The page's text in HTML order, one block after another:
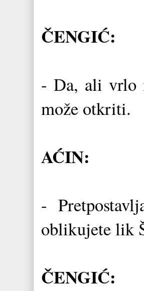
ČENGIĆ:
- Da, ali vrlo
može otkriti.
AĆIN:
-
oblikujete lik
ČENGIĆ: